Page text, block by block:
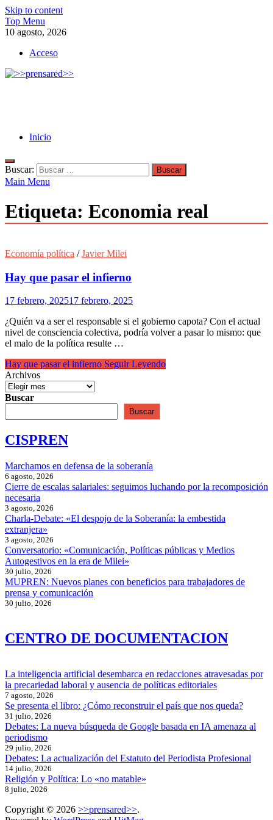
Skip to content
Top Menu
10 agosto, 2026
Acceso
Inicio
Buscar:
Main Menu
Etiqueta: Economia real
Economía política /Javier Milei
Hay que pasar el infierno
17 febrero, 202517 febrero, 2025
¿Quién va a ser el responsable si el gobierno capota? Con el actual
nivel de consciencia colectiva, podría volver a pasar lo mismo: que
el malo de la política resulte …
Hay que pasar el infierno Seguir Leyendo
Archivos
Buscar
Buscar
CISPREN
Marchamos en defensa de la soberanía
6 agosto, 2026
Cierre de escalas salariales: seguimos luchando por la recomposición
necesaria
3 agosto, 2026
Charla-Debate: «El despojo de la Soberanía: la embestida
extranjera»
3 agosto, 2026
Conversatorio: «Comunicación, Políticas públicas y Medios
Autogestivos en la era de Milei»
30 julio, 2026
MUPREN: Nuevos planes con beneficios para trabajadores de
prensa y comunicación
30 julio, 2026
CENTRO DE DOCUMENTACION
La inteligencia artificial desembarca en redacciones atravesadas por
la precariedad laboral y ausencia de políticas editoriales
7 agosto, 2026
Se presenta el libro: ¿Cómo reconstruir el país que nos queda?
31 julio, 2026
Debates: La nueva búsqueda de Google basada en IA amenaza al
periodismo
29 julio, 2026
Debates: La actualización del Estatuto del Periodista Profesional
14 julio, 2026
Religión y Política: Lo «no matable»
8 julio, 2026
Copyright © 2026 >>prensared>>.